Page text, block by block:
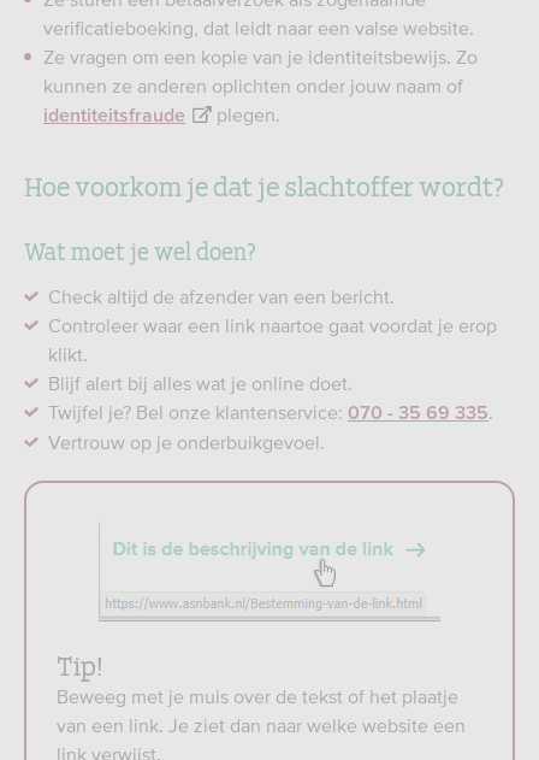
verificatieboeking, dat leidt naar een valse website.
Ze vragen om een kopie van je identiteitsbewijs. Zo
kunnen ze anderen oplichten onder jouw naam of
identiteitsfraude plegen.
Hoe voorkom je dat je slachtoffer wordt?
Wat moet je wel doen?
Check altijd de afzender van een bericht.
Controleer waar een link naartoe gaat voordat je erop
klikt.
Blijf alert bij alles wat je online doet.
Twijfel je? Bel onze klantenservice: 070 - 35 69 335.
Vertrouw op je onderbuikgevoel.
Tip!
Beweeg met je muis over de tekst of het plaatje
van een link. Je ziet dan naar welke website een
link verwijst.